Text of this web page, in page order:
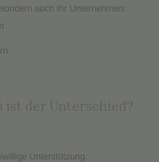
auch Ihr Unternehmen:
Unterstützung.